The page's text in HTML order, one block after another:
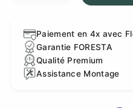
Paiement en 4x avec
Garantie FORESTA
Qualité Premium
Assistance Montage